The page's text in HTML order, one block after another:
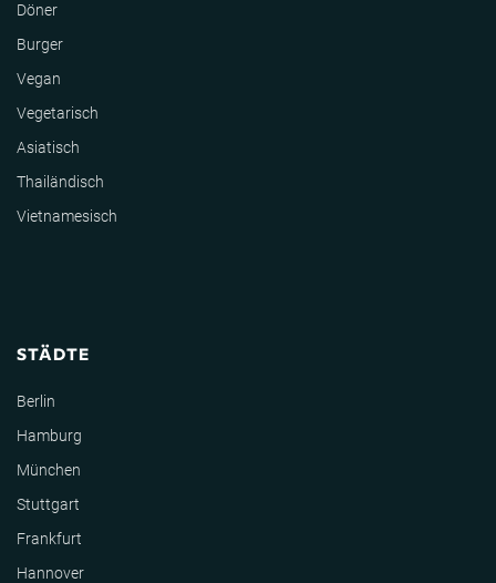
Döner
Burger
Vegan
Vegetarisch
Asiatisch
Thailändisch
Vietnamesisch
STÄDTE
Berlin
Hamburg
München
Stuttgart
Frankfurt
Hannover